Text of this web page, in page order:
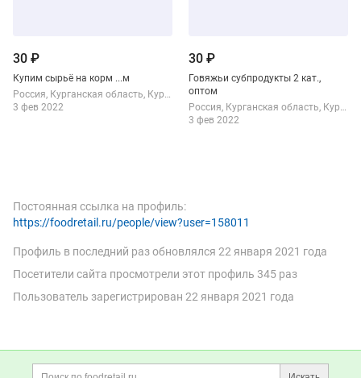
30 ₽
Купим сырьё на корм ...м
Россия Курганская область Курган
3 фев 2022
30 ₽
Говяжьи субпродукты 2 кат.,
оптом
Россия Курганская область Курган
3 фев 2022
Постоянная ссылка на профиль:
https://foodretail.ru/people/view?user=158011
Профиль в последний раз обновлялся 22 января 2021 года
Посетители сайта просмотрели этот профиль 345 раз
Пользователь зарегистрирован 22 января 2021 года
Дополнительная информация
Поиск по сайту и